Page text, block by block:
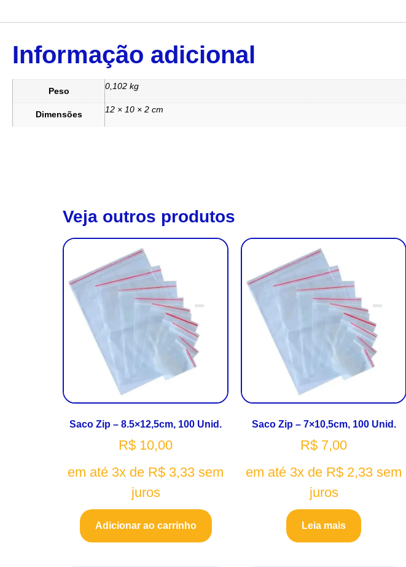
Informação adicional
Peso 0,102 kg
Dimensões 12 × 10 × 2 cm
Veja outros produtos
Saco Zip – 8.5×12,5cm, 100 Unid.
R$ 10,00
em até 3x de R$ 3,33 sem
juros
Adicionar ao carrinho
Saco Zip – 7×10,5cm, 100 Unid.
R$ 7,00
em até 3x de R$ 2,33 sem
juros
Leia mais